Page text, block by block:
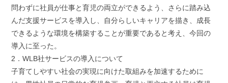
問わずに社員が仕事と育児の両立ができるよう、さらに踏み込
んだ支援サービスを導入し、自分らしいキャリアを描き、成長
できるような環境を構築することが重要であると考え、今回の
導入に至った。
2．WLB社サービスの導入について
子育てしやすい社会の実現に向けた取組みを加速するために